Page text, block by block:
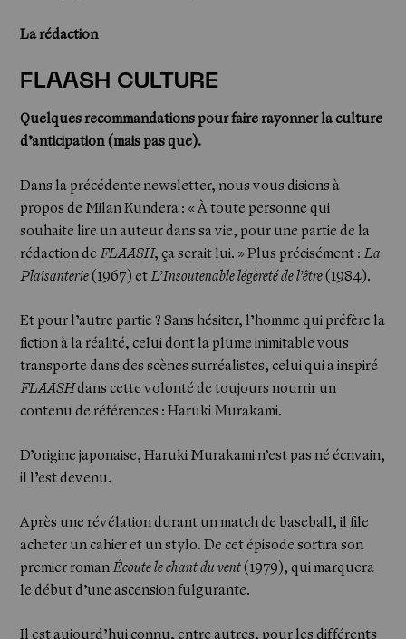
La rédaction
FLAASH CULTURE
Quelques recommandations pour faire rayonner la culture
d’anticipation (mais pas que).
Dans la précédente newsletter, nous vous disions à
propos de Milan Kundera : « À toute personne qui
souhaite lire un auteur dans sa vie, pour une partie de la
rédaction deFLAASH, ça serait lui. » Plus précisément :La
Plaisanterie(1967) etL’Insoutenable légèreté de l’être(1984).
Et pour l’autre partie ? Sans hésiter, l’homme qui préfère la
fiction à la réalité, celui dont la plume inimitable vous
transporte dans des scènes surréalistes, celui qui a inspiré
FLAASHdans cette volonté de toujours nourrir un
contenu de références : Haruki Murakami.
D’origine japonaise, Haruki Murakami n’est pas né écrivain,
il l’est devenu.
Après une révélation durant un match de baseball, il file
acheter un cahier et un stylo. De cet épisode sortira son
premier romanÉcoute le chant du vent(1979), qui marquera
le début d’une ascension fulgurante.
Il est aujourd’hui connu, entre autres, pour les différents